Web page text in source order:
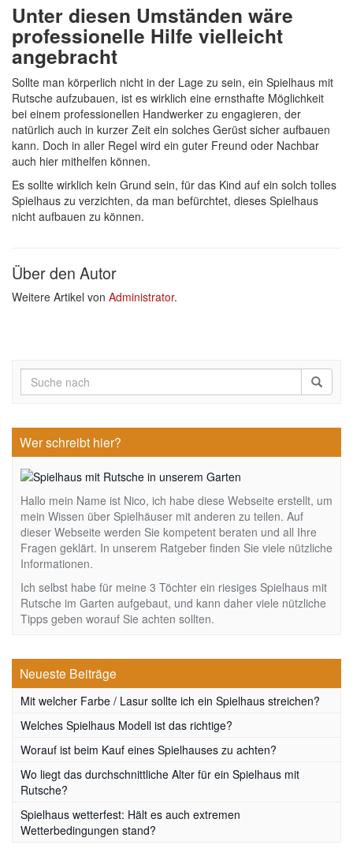
Unter diesen Umständen wäre
professionelle Hilfe vielleicht
angebracht
Sollte man körperlich nicht in der Lage zu sein, ein Spielhaus mit
Rutsche aufzubauen, ist es wirklich eine ernsthafte Möglichkeit
bei einem professionellen Handwerker zu engagieren, der
natürlich auch in kurzer Zeit ein solches Gerüst sicher aufbauen
kann. Doch in aller Regel wird ein guter Freund oder Nachbar
auch hier mithelfen können.
Es sollte wirklich kein Grund sein, für das Kind auf ein solch tolles
Spielhaus zu verzichten, da man befürchtet, dieses Spielhaus
nicht aufbauen zu können.
Über den Autor
Weitere Artikel von Administrator.
Wer schreibt hier?
Hallo mein Name ist Nico, ich habe diese Webseite erstellt, um
mein Wissen über Spielhäuser mit anderen zu teilen. Auf
dieser Webseite werden Sie kompetent beraten und all Ihre
Fragen geklärt. In unserem Ratgeber finden Sie viele nützliche
Informationen.
Ich selbst habe für meine 3 Töchter ein riesiges Spielhaus mit
Rutsche im Garten aufgebaut, und kann daher viele nützliche
Tipps geben worauf Sie achten sollten.
Neueste Beiträge
Mit welcher Farbe / Lasur sollte ich ein Spielhaus streichen?
Welches Spielhaus Modell ist das richtige?
Worauf ist beim Kauf eines Spielhauses zu achten?
Wo liegt das durchschnittliche Alter für ein Spielhaus mit
Rutsche?
Spielhaus wetterfest: Hält es auch extremen
Wetterbedingungen stand?